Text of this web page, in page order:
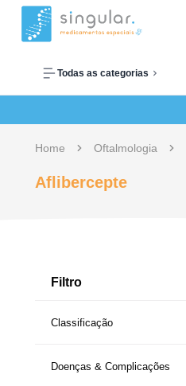
Todas as categorias
Home Oftalmologia
Aflibercepte
Filtro
Classificação
Doenças & Complicações